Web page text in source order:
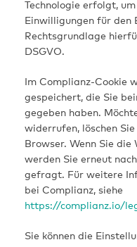
Technologie erfolgt,
Einwilligungen für den
Rechtsgrundlage
DSGVO.
Im Complianz-Cookie
gespeichert, die Sie
gegeben haben.
widerrufen, löschen
Browser. Wenn Sie
werden Sie erneut
gefragt. Für weitere
bei Complianz, siehe
https://complianz.io/
Sie können die